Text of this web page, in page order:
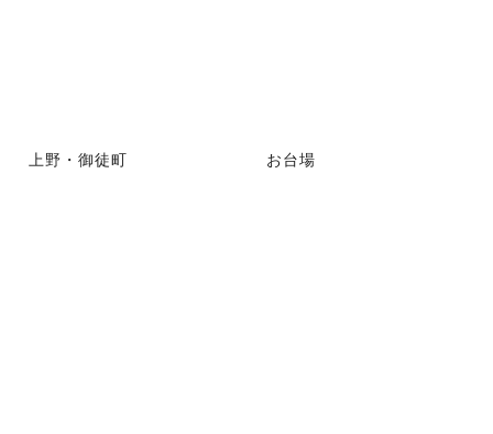
上野・御徒町 お台場